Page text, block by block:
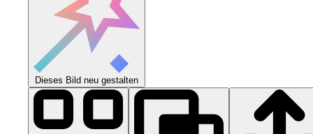
Dieses Bild neu gestalten